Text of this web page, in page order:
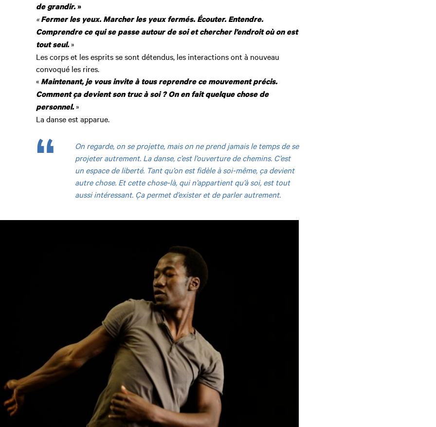
de grandir.»
«Fermer les yeux. Marcher les yeux fermés. Écouter. Entendre.
Comprendre ce qui se passe autour de soi et chercher l’endroit où on est
tout seul.»
Les corps et les esprits se sont détendus, les interactions ont à nouveau
convoqué les rires.
« Maintenant, je vous invite à tous reprendre ce mouvement précis.
Comment ça devient son truc à soi ? On en fait quelque chose de
personnel.»
La danse est apparue.
On regarde, on se projette, mais on ne prend jamais le temps de se
projeter autrement. La danse, c’est l’ouverture de chemins. C’est
un espace de liberté. Tant qu’on est fidèle à soi-même, ça devient
autre chose. Et cette chose-là, qui n’appartient qu’à soi, est tout
aussi intéressant. Ça permet d’exister et de parler autrement.